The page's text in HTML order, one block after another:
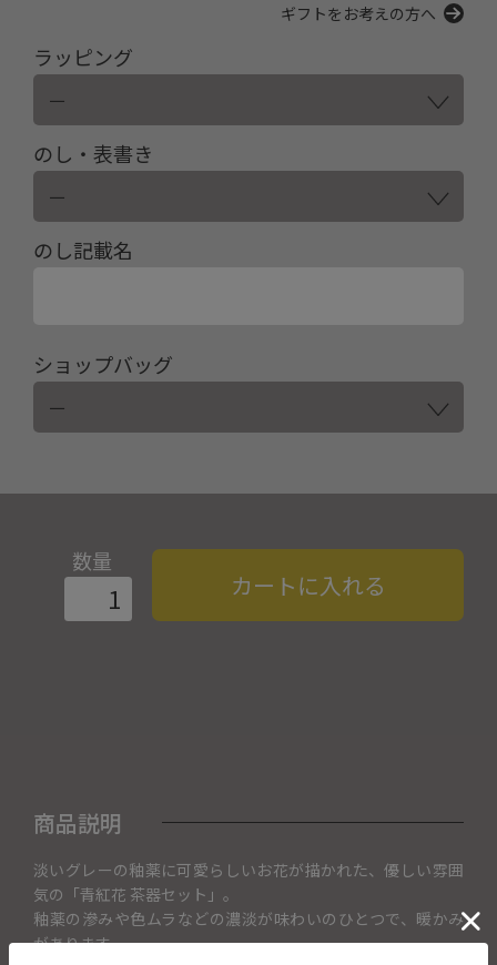
ギフトをお考えの方へ
ラッピング
のし・表書き
のし記載名
ショップバッグ
数量
カートに入れる
商品説明
淡いグレーの釉薬に可愛らしいお花が描かれた、優しい雰囲
気の「青紅花 茶器セット」。
釉薬の滲みや色ムラなどの濃淡が味わいのひとつで、暖かみ
があります。